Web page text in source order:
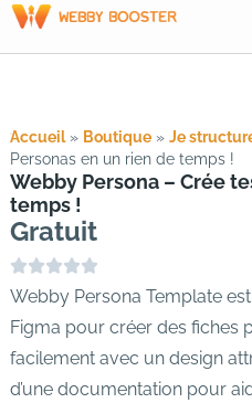
Accueil» Boutique » Je
Personas en un rien de temps !
Webby Persona – Crée
temps !
Gratuit
Webby Persona Template
Figma pour créer des fiches
facilement avec un design
d’une documentation pour